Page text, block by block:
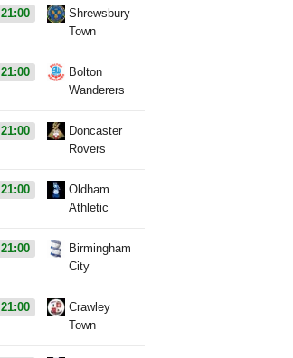
21:00
Shrewsbury
Town
21:00
Bolton
Wanderers
21:00
Doncaster
Rovers
21:00
Oldham
Athletic
21:00
Birmingham
City
21:00
Crawley
Town